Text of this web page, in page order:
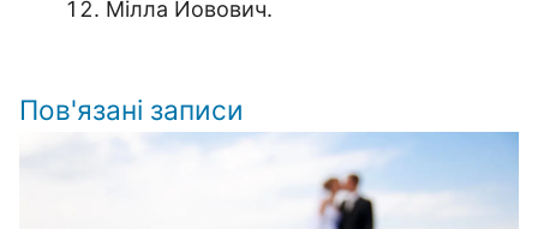
Мілла Йовович.
Пов'язані записи